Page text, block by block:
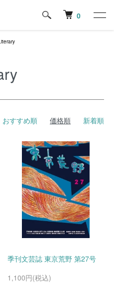
0
おすすめ順 価格順 新着順
季刊文芸誌 東京荒野 第27号
1,100円(税込)